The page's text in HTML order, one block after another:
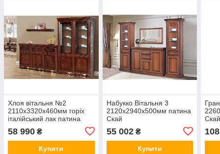
Хлоя вітальня №2
2110х3320х460мм горіх
італійський лак патина
58 990 ₴
Купити
Набукко Вітальня 3
2120х2940х500мм патина
Скай
55 002₴
Купити